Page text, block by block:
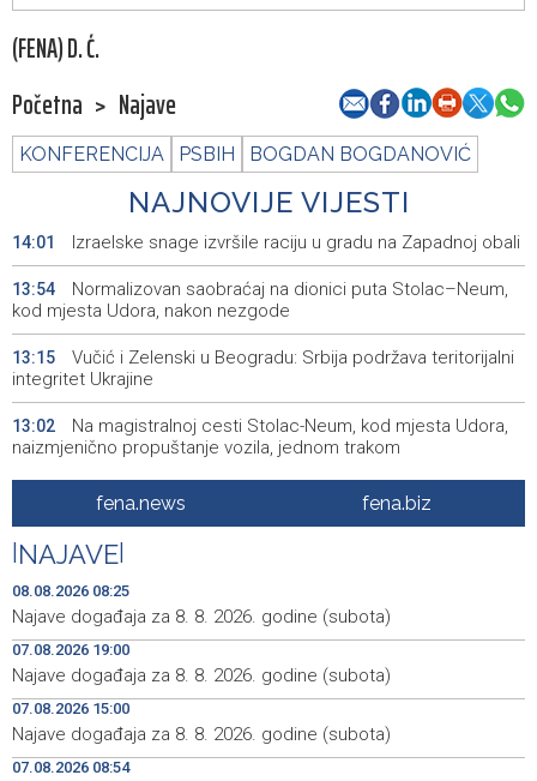
(FENA) D. Ć.
Početna > Najave
KONFERENCIJA PSBIH BOGDAN BOGDANOVIĆ
NAJNOVIJE VIJESTI
14:01 Izraelske snage izvršile raciju u gradu na Zapadnoj obali
13:54
Normalizovan saobraćaj na dionici puta Stolac–Neum,
kod mjesta Udora, nakon nezgode
13:15
Vučić i Zelenski u Beogradu: Srbija podržava teritorijalni
integritet Ukrajine
13:02
Na magistralnoj cesti Stolac-Neum, kod mjesta Udora,
naizmjenično propuštanje vozila, jednom trakom
Više od 500 učesnika na Drinskoj regati od Modrana do
12:48
Crveni križ ŽZH organizira ljetovanje za djecu i mlade u
Novom Vinodolskom
12:39 Saopćenje za javnost Republikanci BiH
12:08
OIC pozdravio potpisivanje odbrambenog sporazuma
Turske, Saudijske Arabije i Pakistana
12:04 Zatvoren Festival prijateljstva u Goraždu
fena.news fena.biz
NAJAVE
08.08.2026 08:25
Najave događaja za 8. 8. 2026. godine (subota)
07.08.2026 19:00
Najave događaja za 8. 8. 2026. godine (subota)
07.08.2026 15:00
Najave događaja za 8. 8. 2026. godine (subota)
07.08.2026 08:54